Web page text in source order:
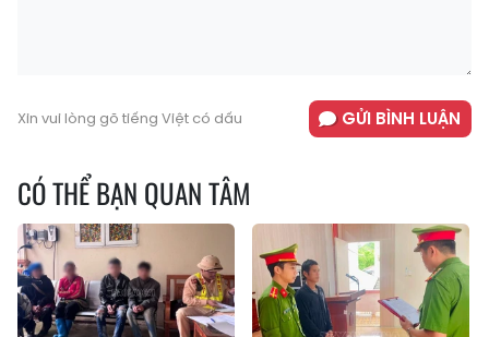
Xin vui lòng gõ tiếng Việt có dấu GỬI BÌNH LUẬN
CÓ THỂ BẠN QUAN TÂM